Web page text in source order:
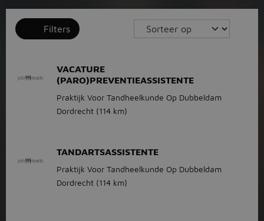
Filters
VACATURE
(PARO)PREVENTIEASSISTENTE
Praktijk Voor Tandheelkunde Op Dubbeldam
Dordrecht (114 km)
TANDARTSASSISTENTE
Praktijk Voor Tandheelkunde Op Dubbeldam
Dordrecht (114 km)